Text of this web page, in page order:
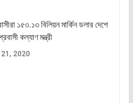
১৫৩.১৩ বিলিয়ন মার্কিন ডলার দেশে
কল্যাণ মন্ত্রী
2020